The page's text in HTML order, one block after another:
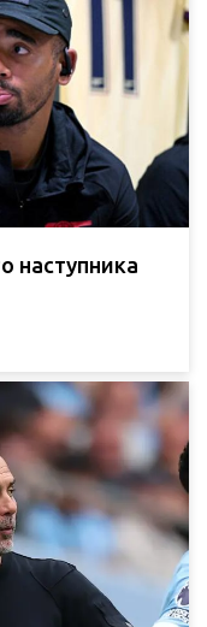
наступника